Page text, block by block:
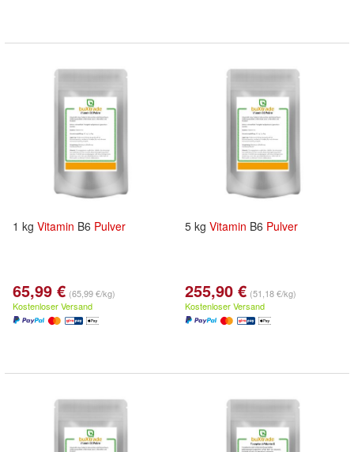
1 kg Vitamin B6 Pulver
65,99 € (65,99 €/kg)
Kostenloser Versand
5 kg Vitamin B6 Pulver
255,90 € (51,18 €/kg)
Kostenloser Versand